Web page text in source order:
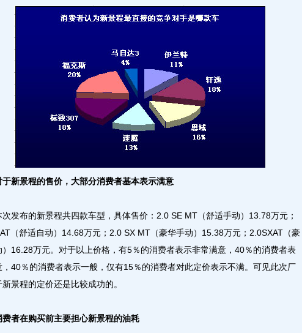
于新景程的售价，大部分消费者基本表示满意
布的新景程共四款车型，具体售价：2.0 SE MT（舒适手动）13.78万元；
（舒适自动）14.68万元；2.0 SX MT（豪华手动）15.38万元；2.0SXAT（豪
）16.28万元。对于以上价格，有5％的消费者表示非常满意，40％的消费者表
，40％的消费者表示一般，仅有15％的消费者对此定价表示不满。可见此次厂
景程的定价还是比较成功的。
费者在购买前主要担心新景程的油耗